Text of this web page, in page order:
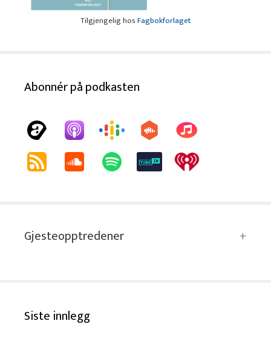
Tilgjengelig hosFagbokforlaget
Abonnér på podkasten
Gjesteopptredener
Siste innlegg